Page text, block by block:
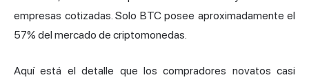
empresas cotizadas. Solo BTC posee aproximadamente el
57% del mercado de criptomonedas.
Aquí está el detalle que los compradores novatos casi